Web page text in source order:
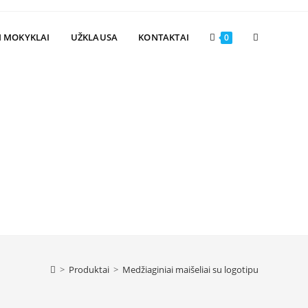
MOKYKLAI UŽKLAUSA KONTAKTAI 0 Toggle
> Produktai > Medžiaginiai maišeliai su logotipu